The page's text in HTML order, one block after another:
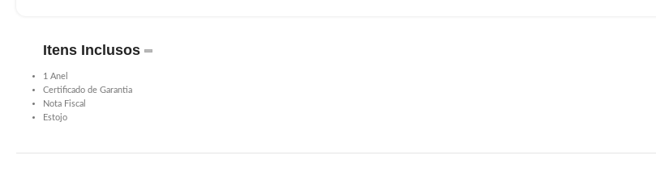
Itens Inclusos
1 Anel
Certificado de Garantia
Nota Fiscal
Estojo